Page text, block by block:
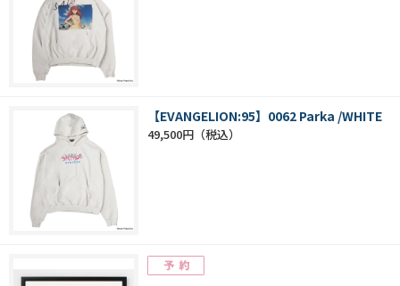
【EVANGELION:95】0062 Parka /WHITE
49,500円